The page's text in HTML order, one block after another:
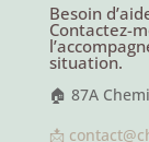
Besoin
Contactez-
situation.
🏠 87A
📩